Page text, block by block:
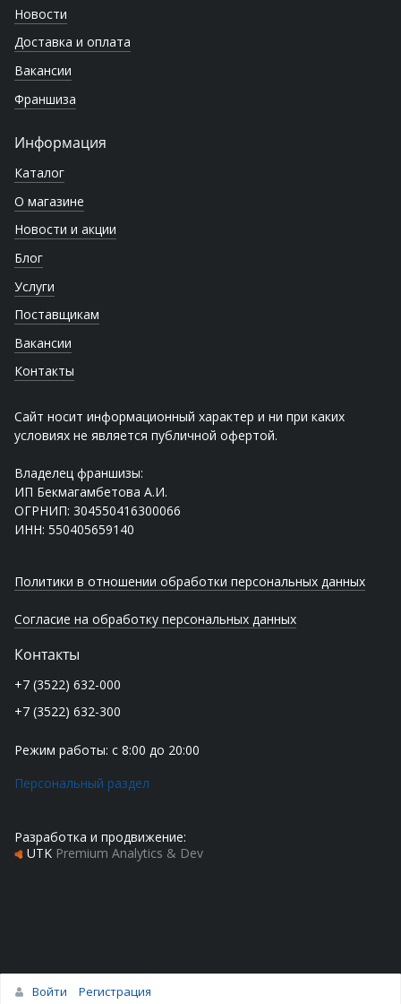
Новости
Доставка и оплата
Вакансии
Франшиза
Информация
Каталог
О магазине
Новости и акции
Блог
Услуги
Поставщикам
Вакансии
Контакты
Сайт носит информационный характер и ни при каких
условиях не является публичной офертой.
Владелец франшизы:
ИП Бекмагамбетова А.И.
ОГРНИП: 304550416300066
ИНН: 550405659140
Политики в отношении обработки персональных данных
Согласие на обработку персональных данных
Контакты
+7 (3522) 632-000
+7 (3522) 632-300
Режим работы: с 8:00 до 20:00
Персональный раздел
Разработка и продвижение:
UTK Premium Analytics & Dev
Войти Регистрация